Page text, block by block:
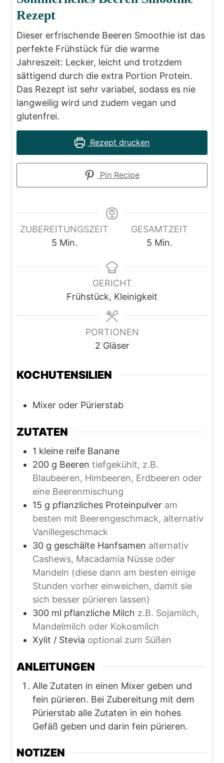
Rezept
Dieser erfrischende Beeren Smoothie ist das
perfekte Frühstück für die warme
Jahreszeit: Lecker, leicht und trotzdem
sättigend durch die extra Portion Protein.
Das Rezept ist sehr variabel, sodass es nie
langweilig wird und zudem vegan und
glutenfrei.
Rezept drucken
Pin Recipe
ZUBEREITUNGSZEIT
5Minuten
Min.
GESAMTZEIT
5 Minuten
Min.
GERICHT
Frühstück, Kleinigkeit
PORTIONEN
2 Gläser
KOCHUTENSILIEN
Mixer oder Pürierstab
ZUTATEN
1 kleine reife Banane
200 g Beeren tiefgekühlt, z.B.
Blaubeeren, Himbeeren, Erdbeeren oder
eine Beerenmischung
15 g pflanzliches Proteinpulver am
besten mit Beerengeschmack, alternativ
Vanillegeschmack
30 g geschälte Hanfsamen alternativ
Cashews, Macadamia Nüsse oder
Mandeln (diese dann am besten einige
Stunden vorher einweichen, damit sie
sich besser pürieren lassen)
300 ml pflanzliche Milch z.B. Sojamilch,
Mandelmilch oder Kokosmilch
Xylit / Stevia optional zum Süßen
ANLEITUNGEN
Alle Zutaten in einen Mixer geben und
fein pürieren. Bei Zubereitung mit dem
Pürierstab alle Zutaten in ein hohes
Gefäß geben und darin fein pürieren.
NOTIZEN